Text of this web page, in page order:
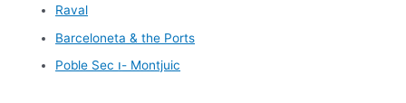
Raval
Barceloneta & the Ports
Poble Sec ו- Montjuic